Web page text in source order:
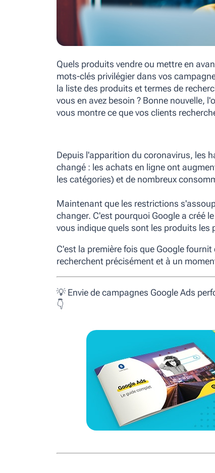
Quels produits vendre ou mettre en
mots-clés privilégier dans vos
la liste des produits et termes de
vous en avez besoin ? Bonne nouvelle,
vous montre ce que vos clients
Depuis l'apparition du coronavirus, les
changé : les achats en ligne ont
les catégories) et de nombreux
Maintenant que les restrictions
changer. C'est pourquoi Google a créé
vous indique quels sont les produits les
C'est la première fois que Google
recherchent précisément et à un
💡 Envie de campagnes Google Ads
👇